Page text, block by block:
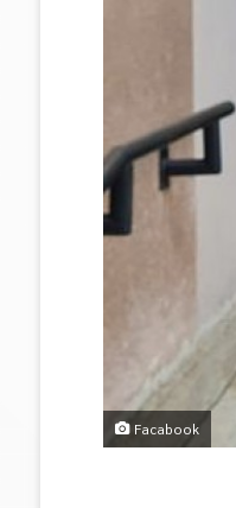
Facabook